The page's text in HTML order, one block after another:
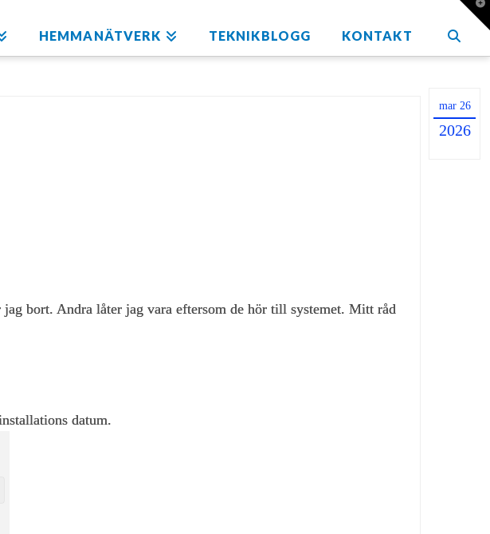
HEMMANÄTVERK TEKNIKBLOGG KONTAKT
mar 26
2026
bort. Andra låter jag vara eftersom de hör till systemet. Mitt råd
datum.